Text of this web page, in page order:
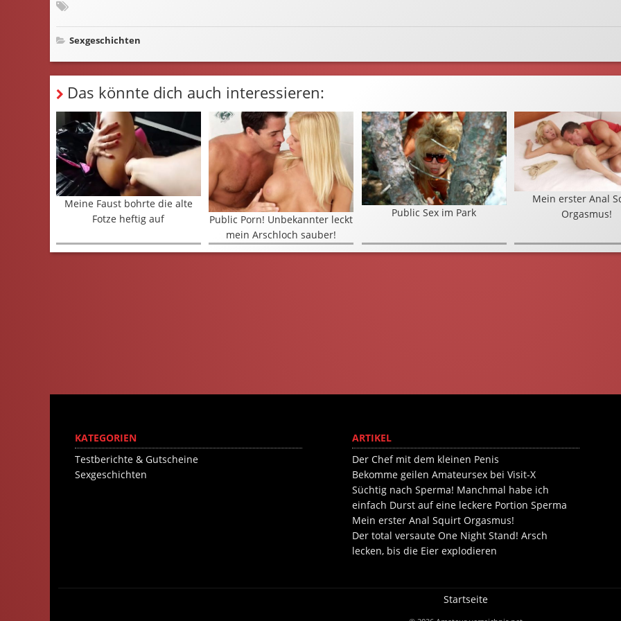
Sexgeschichten
Das könnte dich auch interessieren:
Meine Faust bohrte die alte
Fotze heftig auf
Public Porn! Unbekannter leckt
mein Arschloch sauber!
Public Sex im Park
Mein erster Anal
Orgasmus!
KATEGORIEN
Testberichte & Gutscheine
Sexgeschichten
ARTIKEL
Der Chef mit dem kleinen Penis
Bekomme geilen Amateursex bei Visit-X
Süchtig nach Sperma! Manchmal habe ich
einfach Durst auf eine leckere Portion Sperma
Mein erster Anal Squirt Orgasmus!
Der total versaute One Night Stand! Arsch
lecken, bis die Eier explodieren
Startseite